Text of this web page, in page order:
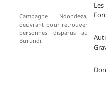
Campagne Ndondeza,
oeuvrant pour retrouver
personnes disparus au
Burundi!